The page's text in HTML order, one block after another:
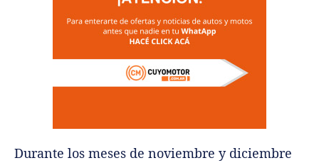
Durante los meses de noviembre y diciembre